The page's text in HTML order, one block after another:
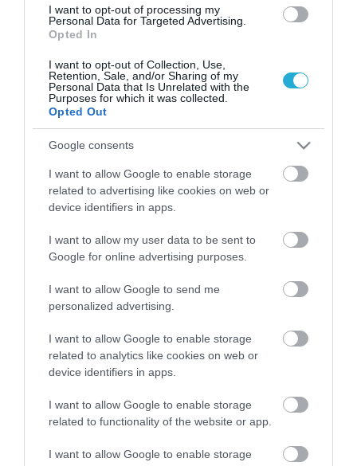
I want to opt-out of processing my
Personal Data for Targeted Advertising.
Opted In
I want to opt-out of Collection, Use,
Retention, Sale, and/or Sharing of my
Personal Data that Is Unrelated with the
Purposes for which it was collected.
Opted Out
Google consents
I want to allow Google to enable storage
related to advertising like cookies on web or
device identifiers in apps.
I want to allow my user data to be sent to
Google for online advertising purposes.
I want to allow Google to send me
personalized advertising.
I want to allow Google to enable storage
related to analytics like cookies on web or
device identifiers in apps.
I want to allow Google to enable storage
related to functionality of the website or app.
I want to allow Google to enable storage
είναι η εξαγωγή πορτοκαλιών και μήλων. Την
πορεία και τον όγκο των εξαγωγών σαφώς
και θα επηρεάσουν οι αντίξοες καιρικές
συνθήκες που προηγήθηκαν. Σε περιοχές
όπως η Δυτική και Ανατολική Πελοπόννησος,
στις οποίες είναι ιδιαίτερα αναπτυγμένη η
αγροτική παραγωγή, και οι οποίες
επλήγησαν από τον παγετό, οι ζημιές στις
καλλιέργειες θα είναι μεγαλύτερες και
αναμένεται να επηρεάσουν τις εξαγωγές.
Σημειώνεται ότι τις εξαγωγές των ελληνικών
εμπάργκο που επέβαλε από 1η Ιανουαρίου
2022 η Λευκορωσία, στην οποία το 2020
είχαν εξαχθεί 15.717 τόνοι φρούτων και
λαχανικών. Ανισορροπίες στην προσφορά
και στη ζήτηση, πρόκειται να